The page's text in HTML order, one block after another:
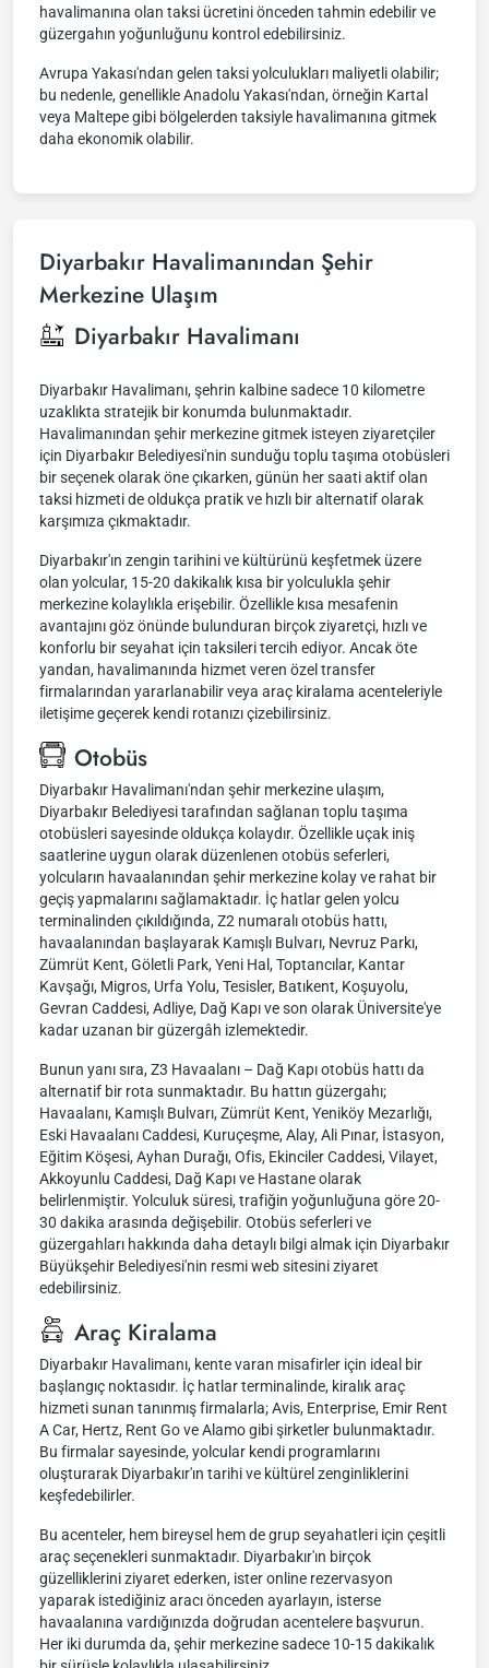
havalimanına olan taksi ücretini önceden tahmin edebilir ve
güzergahın yoğunluğunu kontrol edebilirsiniz.
Avrupa Yakası'ndan gelen taksi yolculukları maliyetli olabilir;
bu nedenle, genellikle Anadolu Yakası'ndan, örneğin Kartal
veya Maltepe gibi bölgelerden taksiyle havalimanına gitmek
daha ekonomik olabilir.
Diyarbakır Havalimanından Şehir
Merkezine Ulaşım
Diyarbakır Havalimanı
Diyarbakır Havalimanı, şehrin kalbine sadece 10 kilometre
uzaklıkta stratejik bir konumda bulunmaktadır.
Havalimanından şehir merkezine gitmek isteyen ziyaretçiler
için Diyarbakır Belediyesi'nin sunduğu toplu taşıma otobüsleri
bir seçenek olarak öne çıkarken, günün her saati aktif olan
taksi hizmeti de oldukça pratik ve hızlı bir alternatif olarak
karşımıza çıkmaktadır.
Diyarbakır'ın zengin tarihini ve kültürünü keşfetmek üzere
olan yolcular, 15-20 dakikalık kısa bir yolculukla şehir
merkezine kolaylıkla erişebilir. Özellikle kısa mesafenin
avantajını göz önünde bulunduran birçok ziyaretçi, hızlı ve
konforlu bir seyahat için taksileri tercih ediyor. Ancak öte
yandan, havalimanında hizmet veren özel transfer
firmalarından yararlanabilir veya araç kiralama acenteleriyle
iletişime geçerek kendi rotanızı çizebilirsiniz.
Otobüs
Diyarbakır Havalimanı'ndan şehir merkezine ulaşım,
Diyarbakır Belediyesi tarafından sağlanan toplu taşıma
otobüsleri sayesinde oldukça kolaydır. Özellikle uçak iniş
saatlerine uygun olarak düzenlenen otobüs seferleri,
yolcuların havaalanından şehir merkezine kolay ve rahat bir
geçiş yapmalarını sağlamaktadır. İç hatlar gelen yolcu
terminalinden çıkıldığında, Z2 numaralı otobüs hattı,
havaalanından başlayarak Kamışlı Bulvarı, Nevruz Parkı,
Zümrüt Kent, Göletli Park, Yeni Hal, Toptancılar, Kantar
Kavşağı, Migros, Urfa Yolu, Tesisler, Batıkent, Koşuyolu,
Gevran Caddesi, Adliye, Dağ Kapı ve son olarak Üniversite'ye
kadar uzanan bir güzergâh izlemektedir.
Bunun yanı sıra, Z3 Havaalanı – Dağ Kapı otobüs hattı da
alternatif bir rota sunmaktadır. Bu hattın güzergahı;
Havaalanı, Kamışlı Bulvarı, Zümrüt Kent, Yeniköy Mezarlığı,
Eski Havaalanı Caddesi, Kuruçeşme, Alay, Ali Pınar, İstasyon,
Eğitim Köşesi, Ayhan Durağı, Ofis, Ekinciler Caddesi, Vilayet,
Akkoyunlu Caddesi, Dağ Kapı ve Hastane olarak
belirlenmiştir. Yolculuk süresi, trafiğin yoğunluğuna göre 20-
30 dakika arasında değişebilir. Otobüs seferleri ve
güzergahları hakkında daha detaylı bilgi almak için Diyarbakır
Büyükşehir Belediyesi'nin resmi web sitesini ziyaret
edebilirsiniz.
Araç Kiralama
Diyarbakır Havalimanı, kente varan misafirler için ideal bir
başlangıç noktasıdır. İç hatlar terminalinde, kiralık araç
hizmeti sunan tanınmış firmalarla; Avis, Enterprise, Emir Rent
A Car, Hertz, Rent Go ve Alamo gibi şirketler bulunmaktadır.
Bu firmalar sayesinde, yolcular kendi programlarını
oluşturarak Diyarbakır'ın tarihi ve kültürel zenginliklerini
keşfedebilirler.
Bu acenteler, hem bireysel hem de grup seyahatleri için çeşitli
araç seçenekleri sunmaktadır. Diyarbakır'ın birçok
güzelliklerini ziyaret ederken, ister online rezervasyon
yaparak istediğiniz aracı önceden ayarlayın, isterse
havaalanına vardığınızda doğrudan acentelere başvurun.
Her iki durumda da, şehir merkezine sadece 10-15 dakikalık